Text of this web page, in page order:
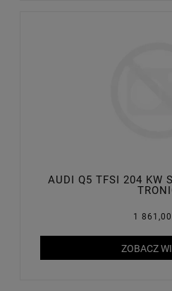
AUDI Q5 TFSI 204 KW
1 861,00
ZOBACZ